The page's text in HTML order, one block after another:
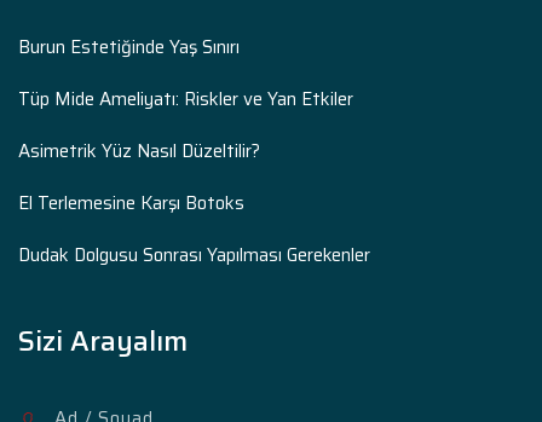
Burun Estetiğinde Yaş Sınırı
Tüp Mide Ameliyatı: Riskler ve Yan Etkiler
Asimetrik Yüz Nasıl Düzeltilir?
El Terlemesine Karşı Botoks
Dudak Dolgusu Sonrası Yapılması Gerekenler
Sizi Arayalım